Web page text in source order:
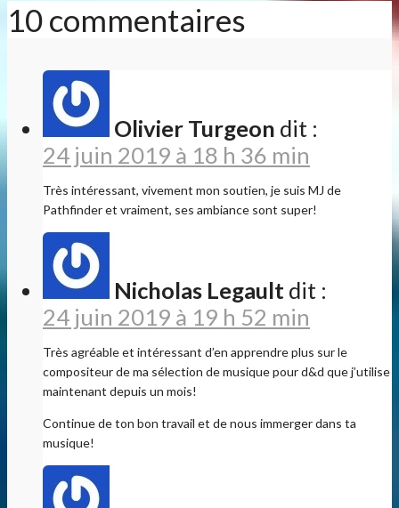
10 commentaires
Olivier Turgeon dit :
24 juin 2019 à 18 h 36 min
Très intéressant, vivement mon soutien, je suis MJ de
Pathfinder et vraiment, ses ambiance sont super!
Nicholas Legault dit :
24 juin 2019 à 19 h 52 min
Très agréable et intéressant d’en apprendre plus sur le
compositeur de ma sélection de musique pour d&d que j’utilise
maintenant depuis un mois!
Continue de ton bon travail et de nous immerger dans ta
musique!